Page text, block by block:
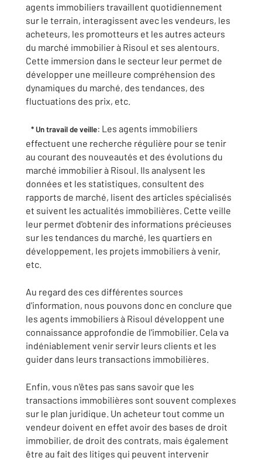
agents immobiliers travaillent quotidiennement
sur le terrain, interagissent avec les vendeurs, les
acheteurs, les promotteurs et les autres acteurs
du marché immobilier à Risoul et ses alentours.
Cette immersion dans le secteur leur permet de
développer une meilleure compréhension des
dynamiques du marché, des tendances, des
fluctuations des prix, etc.
* Un travail de veille: Les agents immobiliers
effectuent une recherche régulière pour se tenir
au courant des nouveautés et des évolutions du
marché immobilier à Risoul. Ils analysent les
données et les statistiques, consultent des
rapports de marché, lisent des articles spécialisés
et suivent les actualités immobilières. Cette veille
leur permet d'obtenir des informations précieuses
sur les tendances du marché, les quartiers en
développement, les projets immobiliers à venir,
etc.
Au regard des ces différentes sources
d'information, nous pouvons donc en conclure que
les agents immobiliers à Risoul développent une
connaissance approfondie de l'immobilier. Cela va
indéniablement venir servir leurs clients et les
guider dans leurs transactions immobilières.
Enfin, vous n'êtes pas sans savoir que les
transactions immobilières sont souvent complexes
sur le plan juridique. Un acheteur tout comme un
vendeur doivent en effet avoir des bases de droit
immobilier, de droit des contrats, mais également
être au fait des litiges qui peuvent intervenir